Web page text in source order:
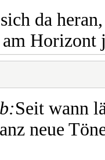
da
Horizont
Seit wann
neue